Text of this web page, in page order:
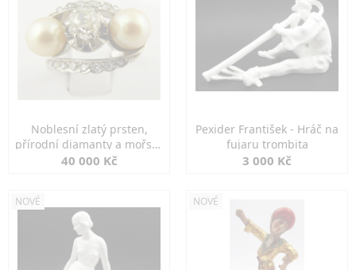
Noblesní zlatý prsten,
přírodní diamanty a mořské
perly
40 000 Kč
Pexider František - Hráč na
fujaru trombita
3 000 Kč
NOVÉ NOVÉ